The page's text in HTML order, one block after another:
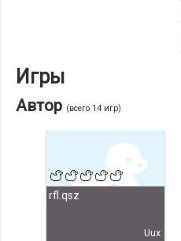
Игры
Автор (всего 14 игр)
rfl.qsz
Uux